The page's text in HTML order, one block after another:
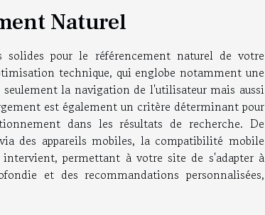
Naturel
solides pour le référencement naturel de votre
technique, qui englobe notamment une
la navigation de l'utilisateur mais aussi
est également un critère déterminant pour
dans les résultats de recherche. De
des appareils mobiles, la compatibilité mobile
permettant à votre site de s'adapter à
et des recommandations personnalisées,